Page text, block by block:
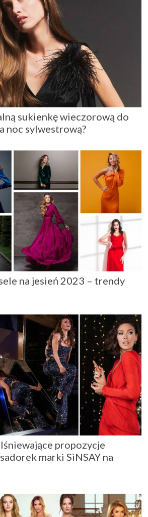
sukienkę wieczorową do
noc sylwestrową?
na jesień 2023 – trendy
propozycje
marki SiNSAY na